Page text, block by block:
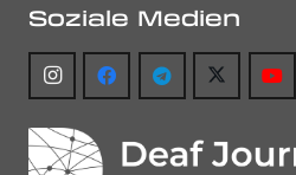
Soziale Medien